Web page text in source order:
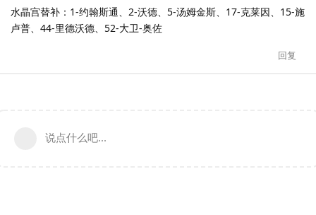
水晶宫替补：1-约翰斯通、2-沃德、5-汤姆金斯、17-克莱因、15-施
卢普、44-里德沃德、52-大卫-奥佐
回复
说点什么吧...